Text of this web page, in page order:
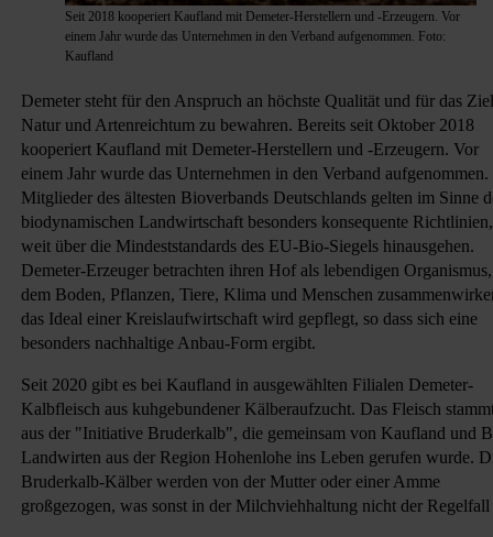
Seit 2018 kooperiert Kaufland mit Demeter-Herstellern und -Erzeugern. Vor
einem Jahr wurde das Unternehmen in den Verband aufgenommen. Foto:
Kaufland
Demeter steht für den Anspruch an höchste Qualität und für das
Natur und Artenreichtum zu bewahren. Bereits seit Oktober 2018
kooperiert Kaufland mit Demeter-Herstellern und -Erzeugern. Vor
einem Jahr wurde das Unternehmen in den Verband aufgenommen.
Mitglieder des ältesten Bioverbands Deutschlands gelten im Sinne
biodynamischen Landwirtschaft besonders konsequente
weit über die Mindeststandards des EU-Bio-Siegels hinausgehen.
Demeter-Erzeuger betrachten ihren Hof als lebendigen
dem Boden, Pflanzen, Tiere, Klima und Menschen
das Ideal einer Kreislaufwirtschaft wird gepflegt, so dass sich eine
besonders nachhaltige Anbau-Form ergibt.
Seit 2020 gibt es bei Kaufland in ausgewählten Filialen Demeter-
Kalbfleisch aus kuhgebundener Kälberaufzucht. Das Fleisch
aus der "Initiative Bruderkalb", die gemeinsam von Kaufland und
Landwirten aus der Region Hohenlohe ins Leben gerufen wurde.
Bruderkalb-Kälber werden von der Mutter oder einer Amme
großgezogen, was sonst in der Milchviehhaltung nicht der Regelfall